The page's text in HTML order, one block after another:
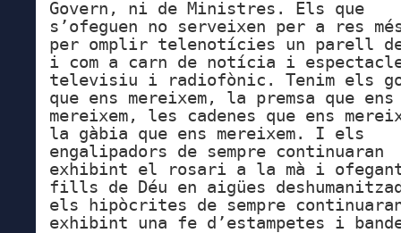
Govern, ni de Ministres. Els que
s’ofeguen no serveixen per a res
per omplir telenotícies un parell
i com a carn de notícia i
televisiu i radiofònic. Tenim els
que ens mereixem, la premsa que ens
mereixem, les cadenes que ens
la gàbia que ens mereixem. I els
engalipadors de sempre continuaran
exhibint el rosari a la mà i
fills de Déu en aigües
els hipòcrites de sempre
exhibint una fe d’estampetes i